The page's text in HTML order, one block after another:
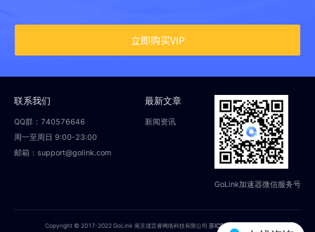
立即购买VIP
联系我们
QQ群：740576646
周一至周日 9:00-23:00
邮箱：support@golink.com
最新文章
新闻资讯
GoLink加速器微信服务号
Copyright © 2017-2022 GoLink 南京偲言睿网络科技有限公司苏ICP备18014251号-2